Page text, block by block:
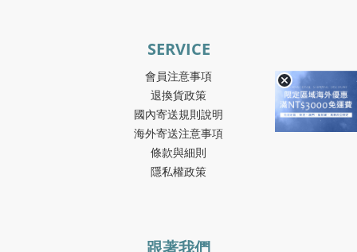
SERVICE
會員注意事項
退換貨政策
國內寄送規則說明
海外寄送注意事項
條款與細則
隱私權政策
跟著我們